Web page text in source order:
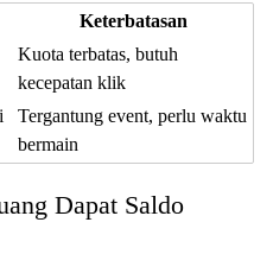
Keterbatasan
Kuota terbatas, butuh
kecepatan klik
Tergantung event, perlu waktu
bermain
Dapat Saldo